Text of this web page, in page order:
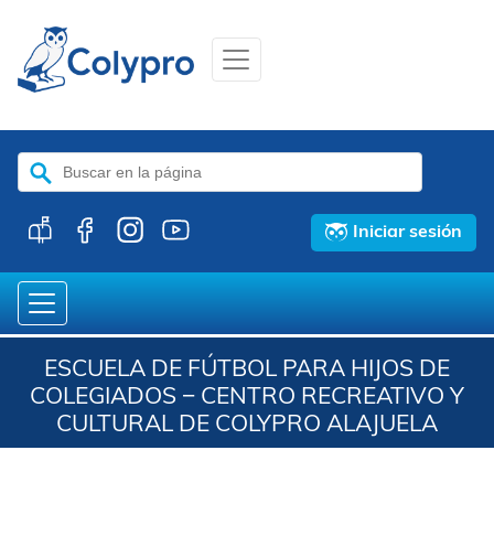
Buscar:
Iniciar sesión
ESCUELA DE FÚTBOL PARA HIJOS DE
COLEGIADOS − CENTRO RECREATIVO Y
CULTURAL DE COLYPRO ALAJUELA